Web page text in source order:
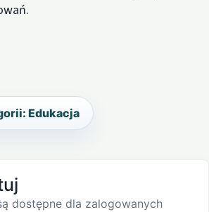
Edukacja
dostępne dla zalogowanych